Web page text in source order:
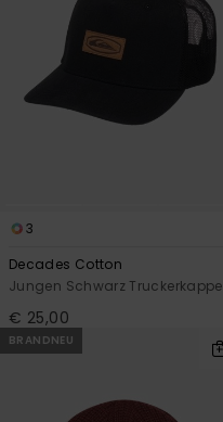
3
Decades Cotton
Jungen Schwarz Truckerkappe
€ 25,00
BRANDNEU